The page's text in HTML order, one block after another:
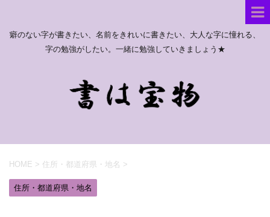
癖のない字が書きたい、名前をきれいに書きたい、大人な字に憧れる、
字の勉強がしたい。一緒に勉強していきましょう★
HOME > 住所・都道府県・地名 >
住所・都道府県・地名